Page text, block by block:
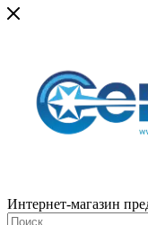
Интернет-магазин